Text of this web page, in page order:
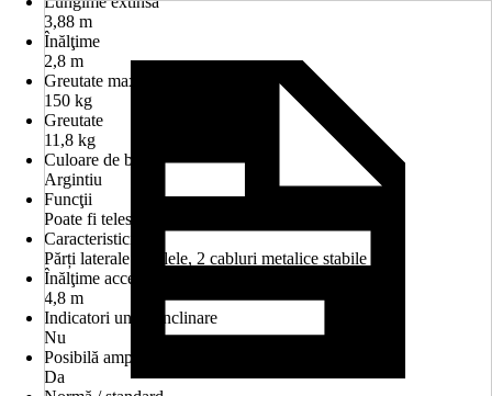
3,88 m
Înălţime
2,8 m
Greutate maximă de încărcare
150 kg
Greutate
11,8 kg
Culoare de bază
Argintiu
Funcţii
Poate fi telescopat
Caracteristici
Părți laterale paralele, 2 cabluri metalice stabile
Înălţime acces
4,8 m
Indicatori unghi înclinare
Nu
Posibilă amplasarea pe scară
Da